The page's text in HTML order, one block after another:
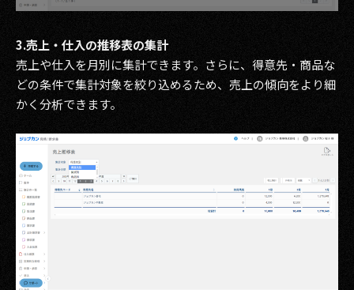
3.売上・仕入の推移表の集計
売上や仕入を月別に集計できます。さらに、得意先・商品な
どの条件で集計対象を絞り込めるため、売上の傾向をより細
かく分析できます。